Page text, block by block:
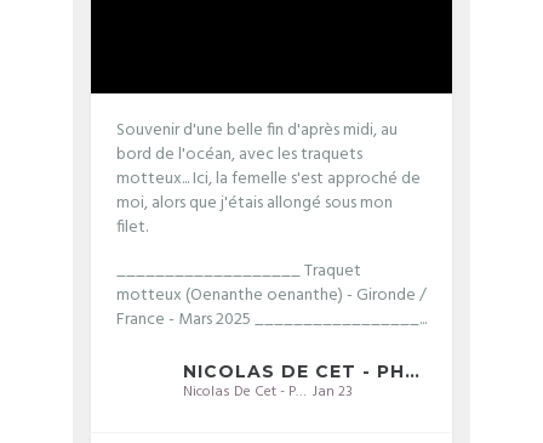
Souvenir d'une belle fin d'après midi, au
bord de l'océan, avec les traquets
motteux... Ici, la femelle s'est approché de
moi, alors que j'étais allongé sous mon
filet.
___________________Traquet
motteux (Oenanthe oenanthe) - Gironde /
France - Mars 2025_________________...
NICOLAS DE CET - PHOTOGRAPHIE
Nicolas De Cet - Photographie Jan 23